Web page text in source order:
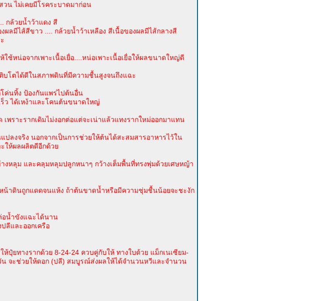
น ไม่เคยมีโรคระบาดมาก่อน
กล้วยน้ำว้าแดง สี
ลมีไส้สีขาว .... กล้วยน้ำว้าเหลือง สีเนื้อของผลมีไส้กลางสี
ช้หน่อจากเพาะเนื้อเยื่อ....หน่อเพาะเนื้อเยื่อให้ผลขนาดใหญ่ดี
บโตได้ดีในสภาพดินที่มีความชื้นสูงจนถึงแฉะ
ค่นทิ้ง ป้องกันแพร่ไปต้นอื่น
ว ได้เหง้าและโคนต้นขนาดใหญ่
พราะรากเดิมไม่งอกต่อแต่จะเน่าแล้วแทงรากใหม่ออกมาแทน
ลงจริง นอกจากเป็นการช่วยให้ต้นได้สะสมสารอาหารไว้ใน
ให้ผลผลิตดีอีกด้วย
หลุม และคลุมหลุมปลูกหนาๆ กว้างเต็มพื้นที่ทรงพุ่มด้วยเศษหญ้า
น้าดินถูกแดดจนแห้ง ถ้าต้นขาดน้ำหรือมีความชุ่มชื้นน้อยจะชะงัก
อน้ำขังแฉะได้นาน
ลีและออกเครือ
ปุ๋ยทางรากด้วย 8-24-24 ควบคู่กับให้ ทางใบด้วย แม็กเนเซียม-
น จะช่วยให้ดอก (ปลี) สมบูรณ์ส่งผลให้ได้จำนวนหวีและจำนวน